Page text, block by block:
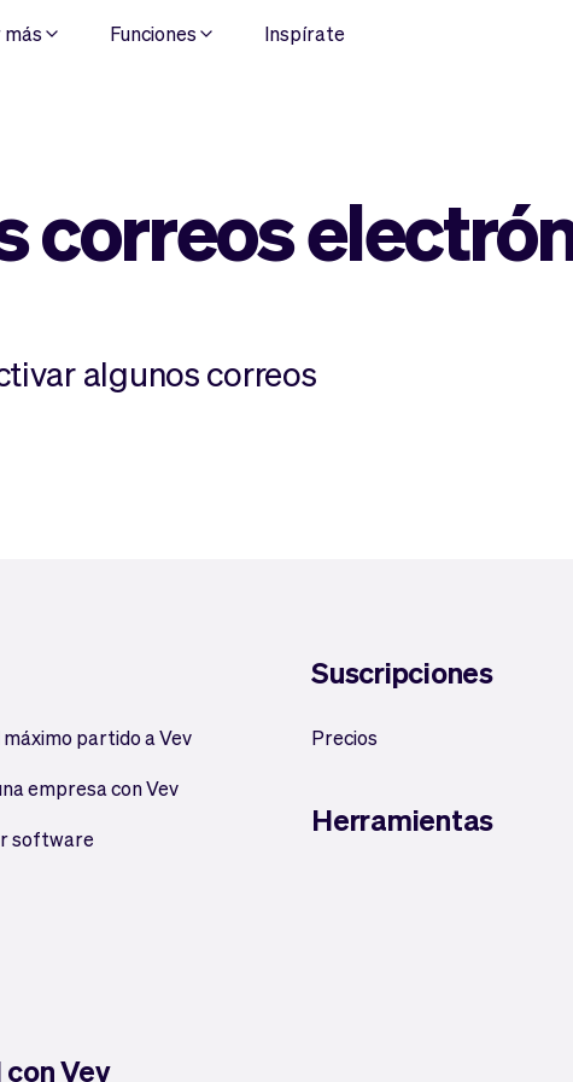
Funciones Inspírate
correos
algunos correos
máximo partido a Vev
empresa con Vev
software
Suscripciones
Precios
Herramientas
Vev